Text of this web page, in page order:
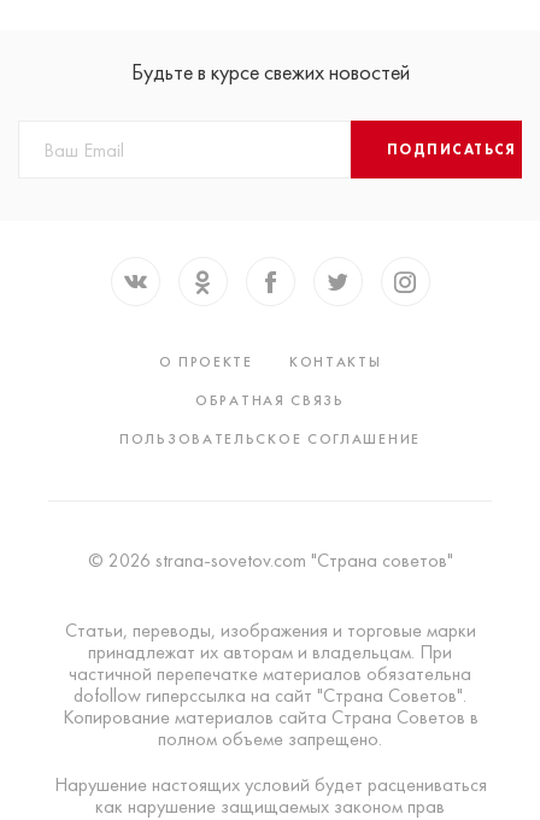
Будьте в курсе свежих новостей
ПОДПИСАТЬСЯ
О ПРОЕКТЕ
КОНТАКТЫ
ОБРАТНАЯ СВЯЗЬ
ПОЛЬЗОВАТЕЛЬСКОЕ СОГЛАШЕНИЕ
© 2026 strana-sovetov.com "Страна советов"
Статьи, переводы, изображения и торговые марки
принадлежат их авторам и владельцам. При
частичной перепечатке материалов обязательна
dofollow гиперссылка на сайт "Страна Советов".
Копирование материалов сайта Страна Советов в
полном объеме запрещено.
Нарушение настоящих условий будет расцениваться
как нарушение защищаемых законом прав